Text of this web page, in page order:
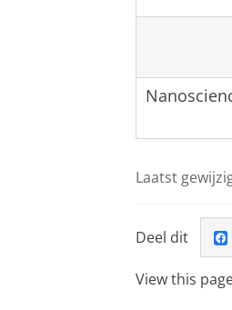
Laatst
Deel dit
View this